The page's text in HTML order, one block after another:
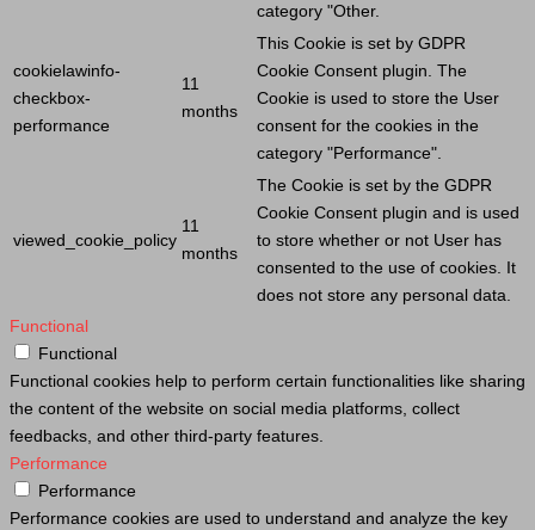
category "Other.
cookielawinfo-
checkbox-
performance
11
months
This Cookie is set by GDPR
Cookie Consent plugin. The
Cookie is used to store the User
consent for the cookies in the
category "Performance".
viewed_cookie_policy
11
months
The Cookie is set by the GDPR
Cookie Consent plugin and is used
to store whether or not User has
consented to the use of cookies. It
does not store any personal data.
Functional
Functional
Functional cookies help to perform certain functionalities like sharing
the content of the website on social media platforms, collect
feedbacks, and other third-party features.
Performance
Performance
Performance cookies are used to understand and analyze the key